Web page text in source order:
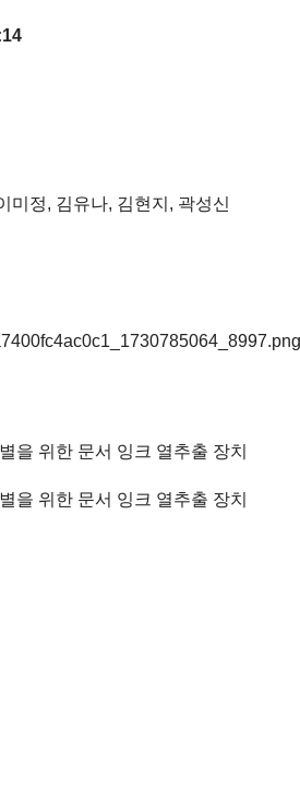
미정, 김유나, 김현지, 곽성신
을 위한 문서 잉크 열추출 장치
을 위한 문서 잉크 열추출 장치